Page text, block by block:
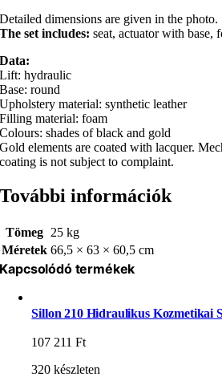
Detailed dimensions are given in the photo.
The set includes: seat, actuator with base,
Data:
Lift: hydraulic
Base: round
Upholstery material: synthetic leather
Filling material: foam
Colours: shades of black and gold
Gold elements are coated with lacquer.
coating is not subject to complaint.
További információk
Tömeg 25 kg
Méretek 66,5 × 63 × 60,5 cm
Kapcsolódó termékek
Sillon 210 Hidraulikus Kozmetikai
107 211Ft
320 készleten